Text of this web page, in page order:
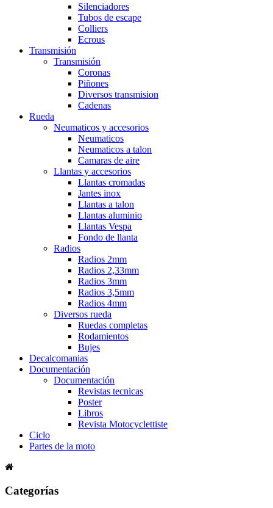
Silenciadores
Tubos de escape
Colliers
Ecrous
Transmisión
Transmisión
Coronas
Piñones
Diversos transmision
Cadenas
Rueda
Neumaticos y accesorios
Neumaticos
Neumaticos a talon
Camaras de aire
Llantas y accesorios
Llantas cromadas
Jantes inox
Llantas a talon
Llantas aluminio
Llantas Vespa
Fondo de llanta
Radios
Radios 2mm
Radios 2,33mm
Radios 3mm
Radios 3,5mm
Radios 4mm
Diversos rueda
Ruedas completas
Rodamientos
Bujes
Decalcomanias
Documentación
Documentación
Revistas tecnicas
Poster
Libros
Revista Motocyclettiste
Ciclo
Partes de la moto
Categorías